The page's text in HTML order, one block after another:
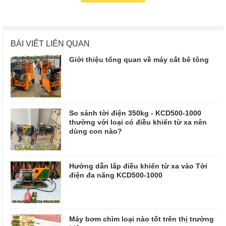
BÀI VIẾT LIÊN QUAN
Giới thiệu tổng quan về máy cắt bê tông
So sánh tời điện 350kg - KCD500-1000
thường với loại có điều khiển từ xa nên
dùng con nào?
Hướng dẫn lắp điều khiển từ xa vào Tời
điện đa năng KCD500-1000
Máy bơm chìm loại nào tốt trên thị trường